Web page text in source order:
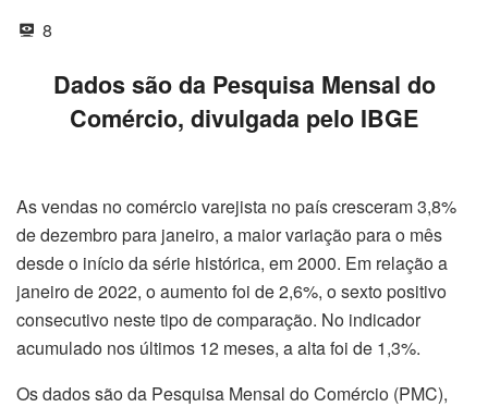
8
Dados são da Pesquisa Mensal do
Comércio, divulgada pelo IBGE
As vendas no comércio varejista no país cresceram 3,8%
de dezembro para janeiro, a maior variação para o mês
desde o início da série histórica, em 2000. Em relação a
janeiro de 2022, o aumento foi de 2,6%, o sexto positivo
consecutivo neste tipo de comparação. No indicador
acumulado nos últimos 12 meses, a alta foi de 1,3%.
Os dados são da Pesquisa Mensal do Comércio (PMC),